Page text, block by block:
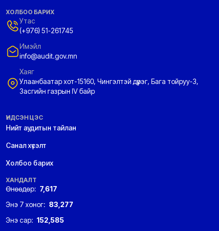
ХОЛБОО БАРИХ
Утас
(+976) 51-261745
Имэйл
info@audit.gov.mn
Хаяг
Улаанбаатар хот-15160, Чингэлтэй дүүрэг, Бага тойруу-3,
Засгийн газрын IV байр
ҮНДСЭН ЦЭС
Нийт аудитын тайлан
Санал хүсэлт
Холбоо барих
ХАНДАЛТ
Өнөөдөр: 7,617
Энэ 7 хоног: 83,277
Энэ сар: 152,585